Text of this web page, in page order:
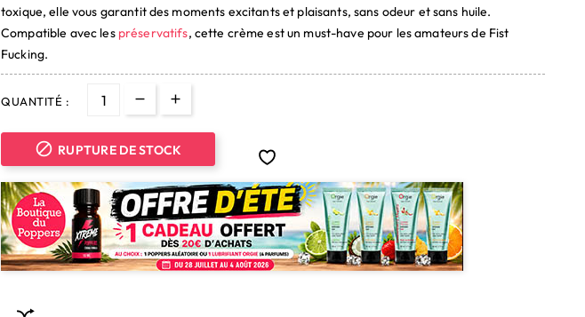
toxique, elle vous garantit des moments excitants et plaisants, sans odeur et sans huile.
Compatible avec les préservatifs, cette crème est un must-have pour les amateurs de Fist
Fucking.
QUANTITÉ :
 RUPTURE DE STOCK